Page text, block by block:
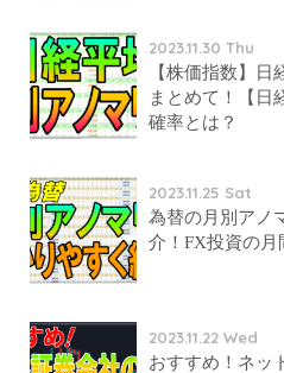
2023.11.30 Thu
【株価指数】
まとめて！【日
確率とは？
2023.11.25 Sat
為替の月別アノ
介！FX投資の月
2023.11.22 Wed
おすすめ！ネッ